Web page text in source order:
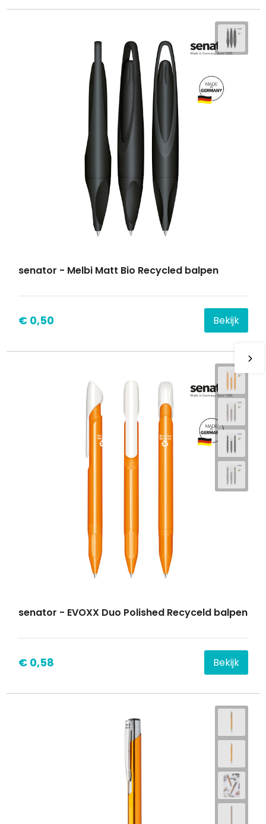
senator - Melbi Matt Bio Recycled balpen
€ 0,50 Bekijk
senator - EVOXX Duo Polished Recyceld balpen
€ 0,58 Bekijk